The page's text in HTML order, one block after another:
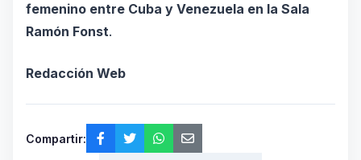
femenino entre Cuba y Venezuela en la Sala
Ramón Fonst.
Redacción Web
Compartir: